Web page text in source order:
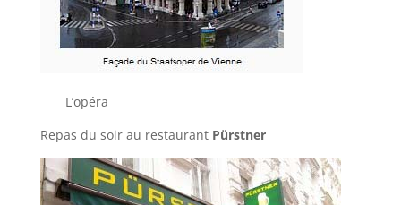
L’opéra
Repas du soir au restaurant Pürstner